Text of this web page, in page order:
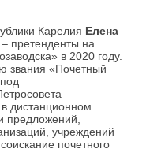
Карелия Елена
– претенденты на
в 2020 году.
звания «Почетный
дистанционном
предложений,
учреждений
почетного